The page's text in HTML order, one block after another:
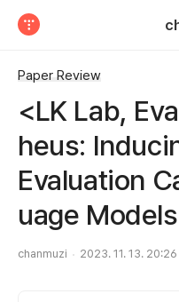
Paper Review
<LK Lab,
heus:
Evaluation
uage
chanmuzi 2023. 11. 13. 20:26